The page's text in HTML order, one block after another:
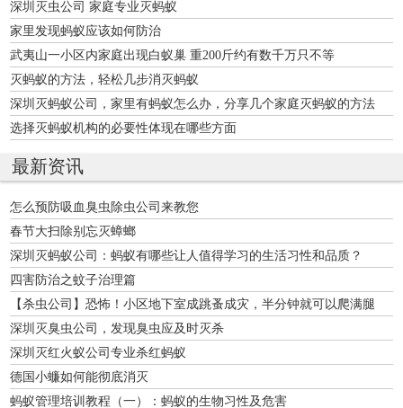
深圳灭虫公司 家庭专业灭蚂蚁
家里发现蚂蚁应该如何防治
武夷山一小区内家庭出现白蚁巢 重200斤约有数千万只不等
灭蚂蚁的方法，轻松几步消灭蚂蚁
深圳灭蚂蚁公司，家里有蚂蚁怎么办，分享几个家庭灭蚂蚁的方法
选择灭蚂蚁机构的必要性体现在哪些方面
最新资讯
怎么预防吸血臭虫除虫公司来教您
春节大扫除别忘灭蟑螂
深圳灭蚂蚁公司：蚂蚁有哪些让人值得学习的生活习性和品质？
四害防治之蚊子治理篇
【杀虫公司】恐怖！小区地下室成跳蚤成灾，半分钟就可以爬满腿
部！
深圳灭臭虫公司，发现臭虫应及时灭杀
深圳灭红火蚁公司专业杀红蚂蚁
德国小蠊如何能彻底消灭
蚂蚁管理培训教程（一）：蚂蚁的生物习性及危害